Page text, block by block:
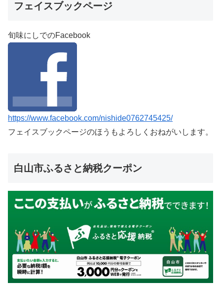
フェイスブックページ
旬味にしでのFacebook
https://www.facebook.com/nishide0762745425/
フェイスブックページのほうもよろしくおねがいします。
白山市ふるさと納税クーポン